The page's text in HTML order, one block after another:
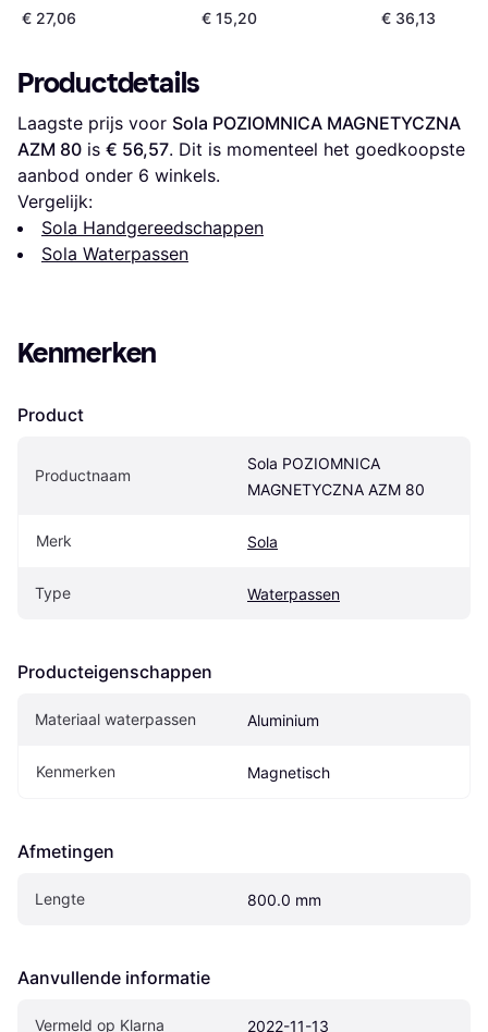
€ 27,06
€ 15,20 € 36,13
Productdetails
Laagste prijs voor Sola POZIOMNICA MAGNETYCZNA
AZM 80 is € 56,57. Dit is momenteel het goedkoopste
aanbod onder 6 winkels.
Vergelijk:
Sola Handgereedschappen
Sola Waterpassen
Kenmerken
Product
Productnaam
Sola POZIOMNICA
MAGNETYCZNA AZM 80
Merk Sola
Type Waterpassen
Producteigenschappen
Materiaal waterpassen Aluminium
Kenmerken Magnetisch
Afmetingen
Lengte 800.0 mm
Aanvullende informatie
Vermeld op Klarna 2022-11-13